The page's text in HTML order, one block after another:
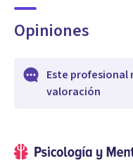
Opiniones
Este profesional
valoración